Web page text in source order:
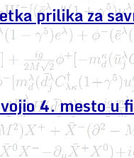
prilika za
4. mesto u